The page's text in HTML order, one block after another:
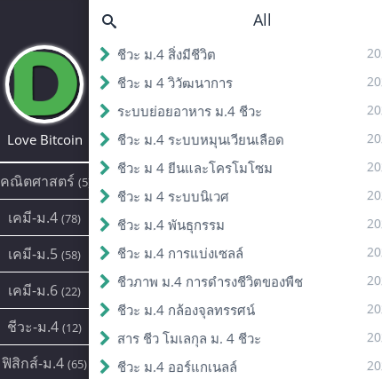
Love Bitcoin
คณิตศาสตร์ (5)
เคมี-ม.4 (78)
เคมี-ม.5 (58)
เคมี-ม.6 (22)
ชีวะ-ม.4 (12)
ฟิสิกส์-ม.4 (65)
All
ชีวะ ม.4 สิ่งมีชีวิต
ชีวะ ม 4 วิวัฒนาการ
ระบบย่อยอาหาร ม.4 ชีวะ
ชีวะ ม.4 ระบบหมุนเวียนเลือด
ชีวะ ม 4 ยีนและโครโมโซม
ชีวะ ม 4 ระบบนิเวศ
ชีวะ ม.4 พันธุกรรม
ชีวะ ม.4 การแบ่งเซลล์
ชีวภาพ ม.4 การดํารงชีวิตของพืช
ชีวะ ม.4 กล้องจุลทรรศน์
สาร ชีว โมเลกุล ม. 4 ชีวะ
ชีวะ ม.4 ออร์แกเนลล์